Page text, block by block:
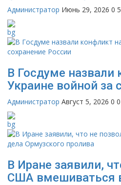
Администратор Июнь 29, 2026 0 5
В Госдуме назвали
Украине войной за
Администратор Август 5, 2026 0 0
В Иране заявили,
США вмешиваться